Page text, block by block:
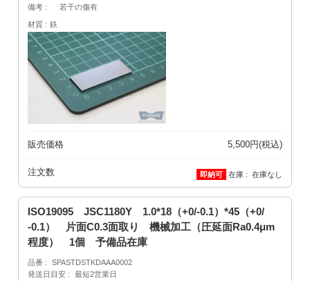
備考
若干の傷有
材質 鉄
販売価格 5,500円(税込)
注文数 在庫 在庫なし
ISO19095 JSC1180Y 1.0*18（+0/-0.1）*45（+0/
-0.1） 片面C0.3面取り 機械加工（圧延面Ra0.4μm
程度） 1個 予備品在庫
品番
SPASTDSTKDAAA0002
発送日目安
最短2営業日